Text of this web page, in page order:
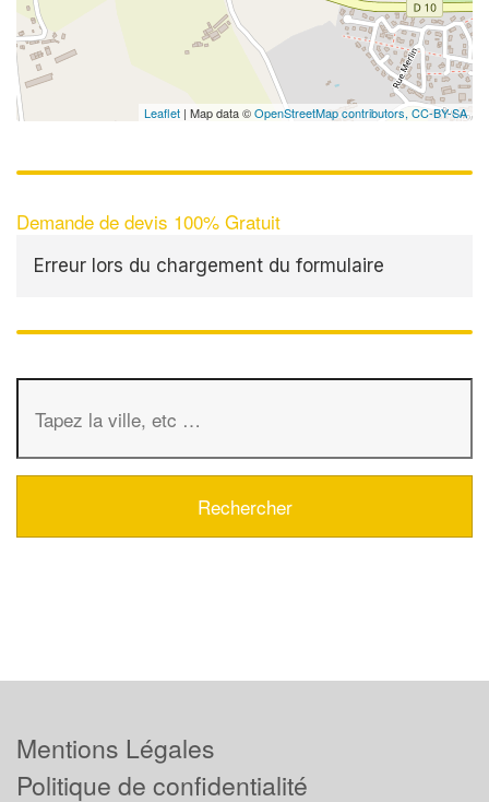
Leaflet | Map data ©OpenStreetMap contributors, CC-BY-SA
Demande de devis 100% Gratuit
Erreur lors du chargement du formulaire
Mentions Légales
Politique de confidentialité